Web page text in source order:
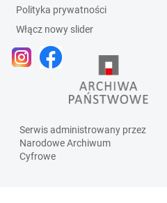
Polityka prywatności
Włącz nowy slider
Serwis administrowany przez
Narodowe Archiwum
Cyfrowe